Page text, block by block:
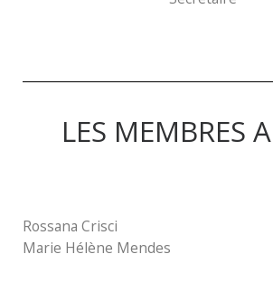
LES MEMBRES
Rossana Crisci
Marie Hélène Mendes